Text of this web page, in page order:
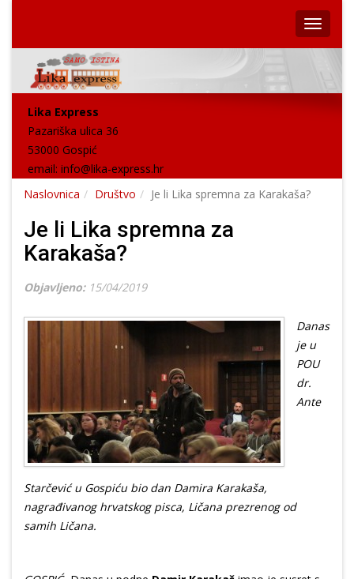
Lika Express
Pazariška ulica 36
53000 Gospić
email: info@lika-express.hr
Naslovnica
Društvo Je li Lika spremna za Karakaša?
Je li Lika spremna za
Karakaša?
Objavljeno: 15/04/2019
Danas
je u
POU
dr.
Ante
Starčević u Gospiću bio dan Damira Karakaša,
nagrađivanog hrvatskog pisca, Ličana prezrenog od
samih Ličana.